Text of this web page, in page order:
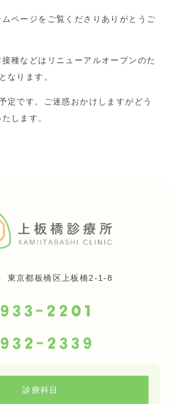
ムページをご覧くださりありがとうご
種などはリニューアルオープンのた
なります。
定です。
ご迷惑おかけしますがどう
します。
東京都板橋区上板橋2-1-8
2201
2339
診療科目